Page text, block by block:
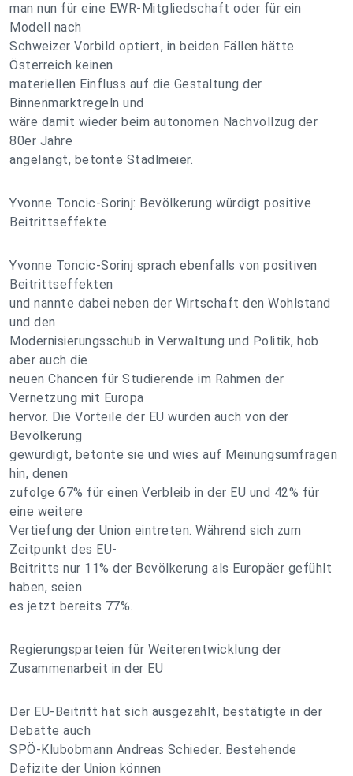
man nun für eine EWR-Mitgliedschaft oder für ein
Modell nach
Schweizer Vorbild optiert, in beiden Fällen hätte
Österreich keinen
materiellen Einfluss auf die Gestaltung der
Binnenmarktregeln und
wäre damit wieder beim autonomen Nachvollzug der
80er Jahre
angelangt, betonte Stadlmeier.
Yvonne Toncic-Sorinj: Bevölkerung würdigt positive
Beitrittseffekte
Yvonne Toncic-Sorinj sprach ebenfalls von positiven
Beitrittseffekten
und nannte dabei neben der Wirtschaft den Wohlstand
und den
Modernisierungsschub in Verwaltung und Politik, hob
aber auch die
neuen Chancen für Studierende im Rahmen der
Vernetzung mit Europa
hervor. Die Vorteile der EU würden auch von der
Bevölkerung
gewürdigt, betonte sie und wies auf Meinungsumfragen
hin, denen
zufolge 67% für einen Verbleib in der EU und 42% für
eine weitere
Vertiefung der Union eintreten. Während sich zum
Zeitpunkt des EU-
Beitritts nur 11% der Bevölkerung als Europäer gefühlt
haben, seien
es jetzt bereits 77%.
Regierungsparteien für Weiterentwicklung der
Zusammenarbeit in der EU
Der EU-Beitritt hat sich ausgezahlt, bestätigte in der
Debatte auch
SPÖ-Klubobmann Andreas Schieder. Bestehende
Defizite der Union können